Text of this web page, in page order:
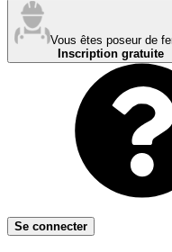
Vous êtes poseur de
Inscription gratuite
Se connecter